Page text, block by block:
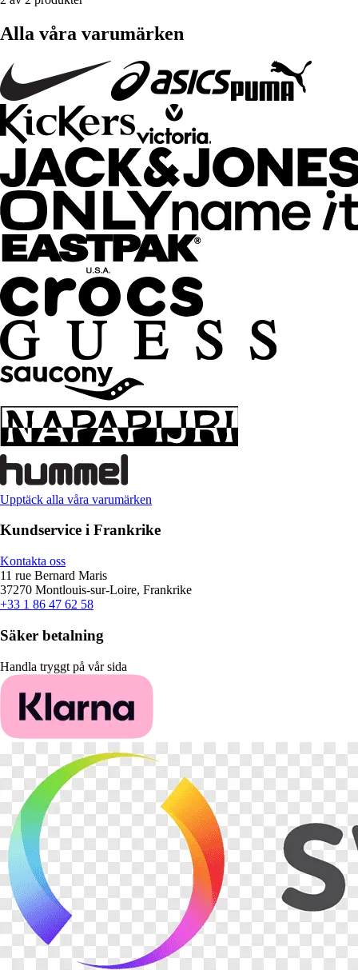
Alla våra varumärken
Upptäck alla våra varumärken
Kundservice i Frankrike
Kontakta oss
11 rue Bernard Maris
37270 Montlouis-sur-Loire, Frankrike
+33 1 86 47 62 58
Säker betalning
Handla tryggt på vår sida